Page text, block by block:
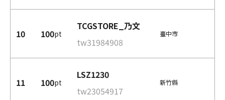
10 100pt
TCGSTORE_乃文
tw31984908
臺中市
11 100pt
LSZ1230
tw23054917
新竹縣